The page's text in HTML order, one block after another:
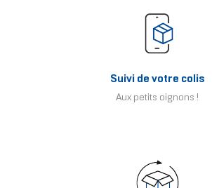
Suivi de votre colis
Aux petits oignons !